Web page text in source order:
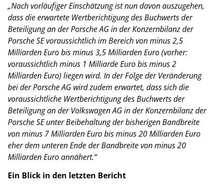
„Nach vorläufiger Einschätzung ist nun davon auszugehen,
dass die erwartete Wertberichtigung des Buchwerts der
Beteiligung an der Porsche AG in der Konzernbilanz der
Porsche SE voraussichtlich im Bereich von minus 2,5
Milliarden Euro bis minus 3,5 Milliarden Euro (vorher:
voraussichtlich minus 1 Milliarde Euro bis minus 2
Milliarden Euro) liegen wird. In der Folge der Veränderung
bei der Porsche AG wird zudem erwartet, dass sich die
voraussichtliche Wertberichtigung des Buchwerts der
Beteiligung an der Volkswagen AG in der Konzernbilanz der
Porsche SE unter Beibehaltung der bisherigen Bandbreite
von minus 7 Milliarden Euro bis minus 20 Milliarden Euro
eher dem unteren Ende der Bandbreite von minus 20
Milliarden Euro annähert.“
Ein Blick in den letzten Bericht